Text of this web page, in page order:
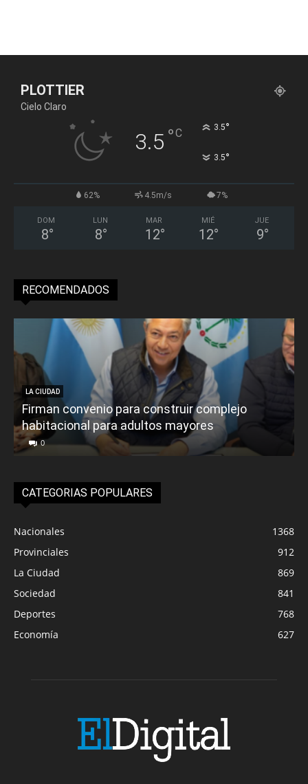
PLOTTIER
Cielo Claro
3.5 °C 3.5°
3.5°
62% 4.5m/s 7%
DOM
8°
LUN
8°
MAR
12°
MIÉ
12°
JUE
9°
RECOMENDADOS
LA CIUDAD
Firman convenio para construir complejo
habitacional para adultos mayores
0
CATEGORIAS POPULARES
Nacionales
1368
Provinciales
912
La Ciudad
869
Sociedad
841
Deportes
768
Economía
627